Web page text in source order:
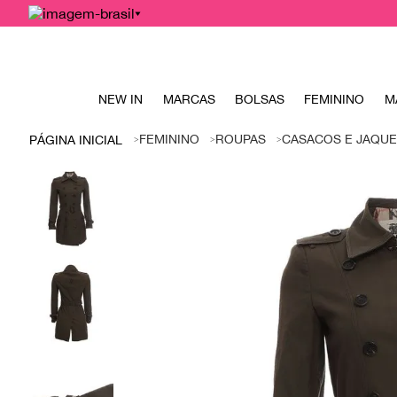
NEW IN MARCAS BOLSAS FEMININO
FEMININO ROUPAS CASACOS E